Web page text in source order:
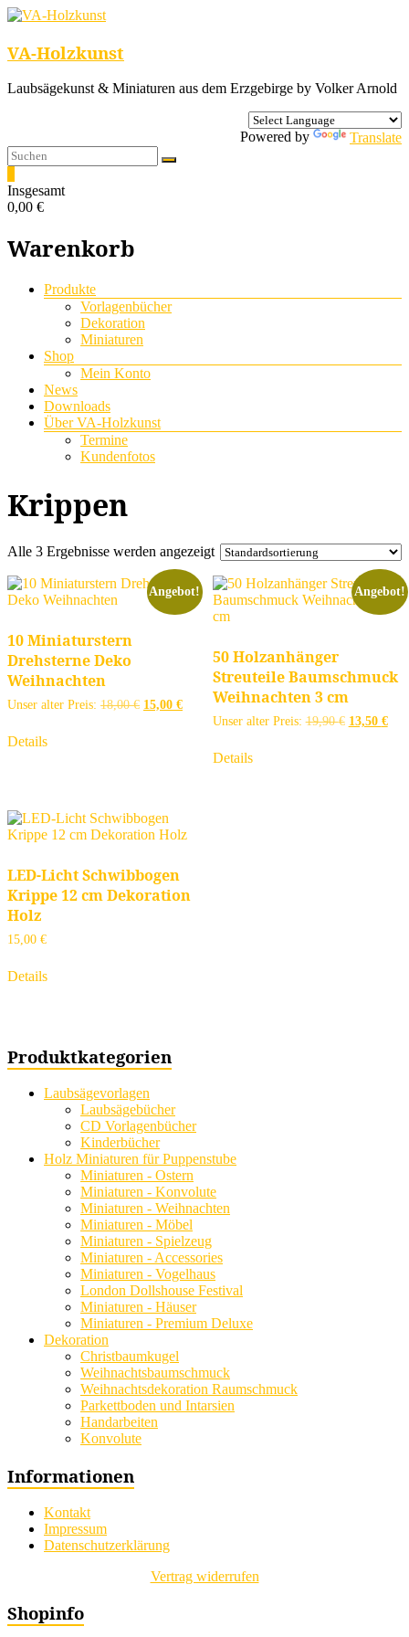
VA-Holzkunst
Laubsägekunst & Miniaturen aus dem Erzgebirge by Volker Arnold
Powered by Translate
Insgesamt
0,00 €
Warenkorb
Menü
Produkte
Vorlagenbücher
Dekoration
Miniaturen
Shop
Mein Konto
News
Downloads
Über VA-Holzkunst
Termine
Kundenfotos
Krippen
Alle 3 Ergebnisse werden angezeigt
Angebot!
10 Miniaturstern
Drehsterne Deko
Weihnachten
Unser alter Preis: 18,00€ Ursprünglicher
15,00 €Aktueller
Details
Angebot!
50 Holzanhänger
Streuteile Baumschmuck
Weihnachten 3 cm
Unser alter Preis: 19,90€ 13,50 €
Details
LED-Licht Schwibbogen
Krippe 12 cm Dekoration
Holz
15,00 €
Details
Produktkategorien
Laubsägevorlagen
Laubsägebücher
CD Vorlagenbücher
Kinderbücher
Holz Miniaturen für Puppenstube
Miniaturen - Ostern
Miniaturen - Konvolute
Miniaturen - Weihnachten
Miniaturen - Möbel
Miniaturen - Spielzeug
Miniaturen - Accessories
Miniaturen - Vogelhaus
London Dollshouse Festival
Miniaturen - Häuser
Miniaturen - Premium Deluxe
Dekoration
Christbaumkugel
Weihnachtsbaumschmuck
Weihnachtsdekoration Raumschmuck
Parkettboden und Intarsien
Handarbeiten
Konvolute
Informationen
Kontakt
Impressum
Datenschutzerklärung
Vertrag widerrufen
Shopinfo